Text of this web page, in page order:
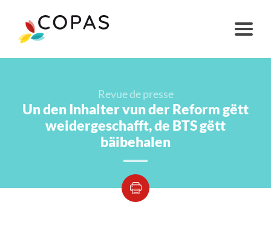
Revue de presse
Un den Inhalter vun der Reform gëtt
weidergeschafft, de BTS gëtt
bäibehalen